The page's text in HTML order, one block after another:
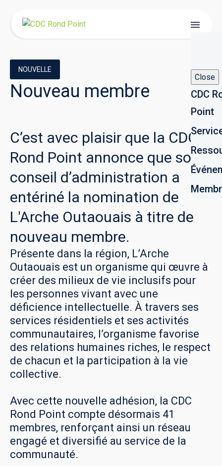
Close
CDC
Point
NOUVELLE
Nouveau membre
C’est avec plaisir que la CDC
Rond Point annonce que son
conseil d’administration a
entériné la nomination de
L'Arche Outaouais à titre de
nouveau membre.
Présente dans la région, L’Arche
Outaouais est un organisme qui œuvre à
créer des milieux de vie inclusifs pour
les personnes vivant avec une
déficience intellectuelle. À travers ses
services résidentiels et ses activités
communautaires, l’organisme favorise
des relations humaines riches, le respect
de chacun et la participation à la vie
collective.
Avec cette nouvelle adhésion, la CDC
Rond Point compte désormais 41
membres, renforçant ainsi un réseau
engagé et diversifié au service de la
communauté.